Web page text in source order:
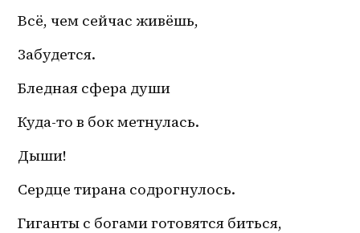
Всё, чем сейчас живёшь,
Забудется.
Бледная сфера души
Куда-то в бок метнулась.
Дыши!
Сердце тирана содрогнулось.
Гиганты с богами готовятся биться,